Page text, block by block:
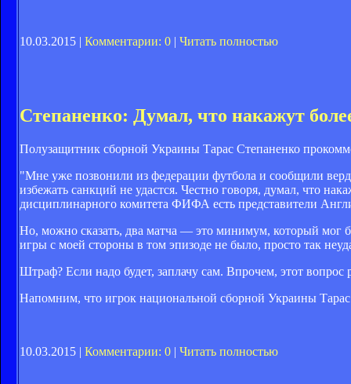
10.03.2015 | Комментарии: 0 | Читать полностью
Степаненко: Думал, что накажут
Полузащитник сборной Украины Тарас Степаненко
"Мне уже позвонили из федерации футбола и сообщили
избежать санкций не удастся. Честно говоря, думал, что
дисциплинарного комитета ФИФА есть представители
Но, можно сказать, два матча — это минимум, который мог
игры с моей стороны в том эпизоде не было, просто так
Штраф? Если надо будет, заплачу сам. Впрочем, этот
Напомним, что игрок национальной сборной Украины
10.03.2015 | Комментарии: 0 | Читать полностью